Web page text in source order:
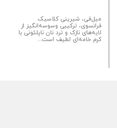
میل‌فی، شیرینی کلاسیک
فرانسوی، ترکیبی وسوسه‌انگیز از
لایه‌های نازک و ترد نان ناپلئونی با
کرم خامه‌ای لطیف است...